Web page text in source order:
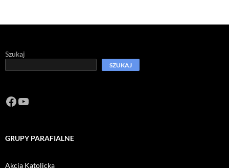
Szukaj
SZUKAJ
Facebook
https://www.youtube.com/channel/
GRUPY PARAFIALNE
Akcja Katolicka